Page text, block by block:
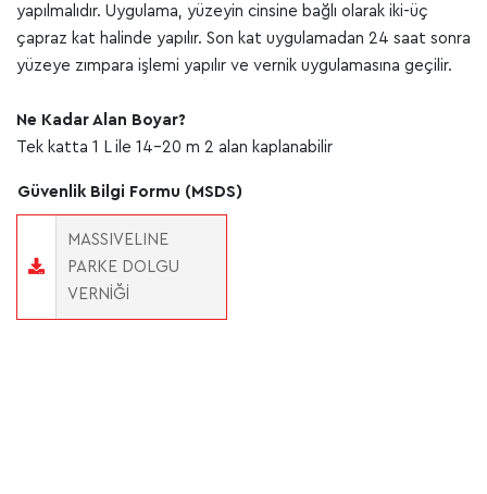
yapılmalıdır. Uygulama, yüzeyin cinsine bağlı olarak iki-üç
çapraz kat halinde yapılır. Son kat uygulamadan 24 saat sonra
yüzeye zımpara işlemi yapılır ve vernik uygulamasına geçilir.
Ne Kadar Alan Boyar?
Tek katta 1 L ile 14-20 m 2 alan kaplanabilir
Güvenlik Bilgi Formu (MSDS)
MASSIVELINE
PARKE DOLGU
VERNIĞI